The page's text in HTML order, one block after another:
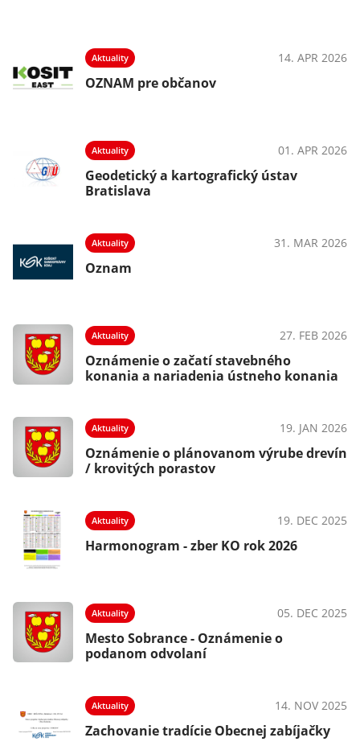
Aktuality 14. APR 2026
OZNAM pre občanov
Aktuality 01. APR 2026
Geodetický a kartografický ústav
Bratislava
Aktuality 31. MAR 2026
Oznam
Aktuality 27. FEB 2026
Oznámenie o začatí stavebného
konania a nariadenia ústneho konania
Aktuality 19. JAN 2026
Oznámenie o plánovanom výrube drevín
/ krovitých porastov
Aktuality 19. DEC 2025
Harmonogram - zber KO rok 2026
Aktuality 05. DEC 2025
Mesto Sobrance - Oznámenie o
podanom odvolaní
Aktuality 14. NOV 2025
Zachovanie tradície Obecnej zabíjačky